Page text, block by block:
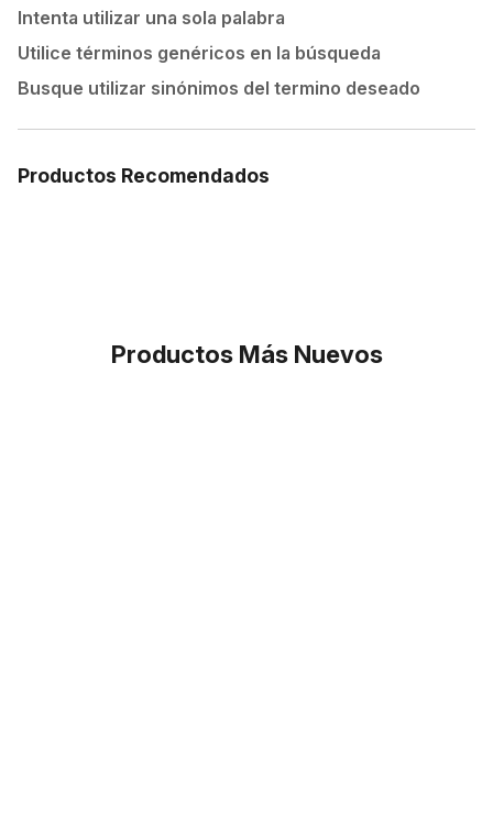
Intenta utilizar una sola palabra
Utilice términos genéricos en la búsqueda
Busque utilizar sinónimos del termino deseado
Productos Recomendados
Productos Más Nuevos